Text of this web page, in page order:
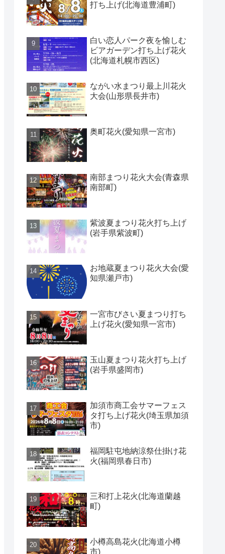
打ち上げ(北海道豊浦町)
白い恋人パーク夜を愉しむ
ビアガーデン打ち上げ花火
(北海道札幌市西区)
ながい水まつり最上川花火
大会(山形県長井市)
奥町花火(愛知県一宮市)
南部まつり花火大会(青森県
南部町)
紫波夏まつり花火打ち上げ
(岩手県紫波町)
お地蔵夏まつり花火大会(愛
知県瀬戸市)
一宮市びさい夏まつり打ち
上げ花火(愛知県一宮市)
玉山夏まつり花火打ち上げ
(岩手県盛岡市)
加須市商工会サマーフェス
タ打ち上げ花火(埼玉県加須
市)
福岡駐屯地納涼祭仕掛け花
火(福岡県春日市)
三和打上花火(北海道蘭越
町)
小樽高島花火(北海道小樽
市)